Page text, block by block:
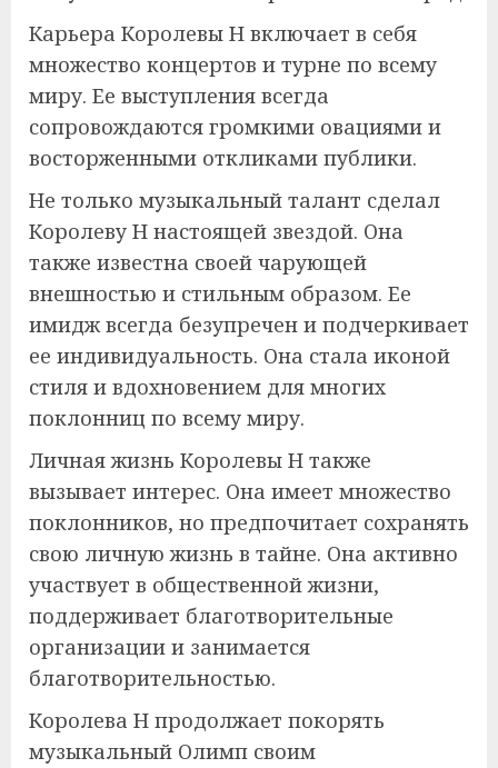
Карьера Королевы Н включает в себя
множество концертов и турне по всему
миру. Ее выступления всегда
сопровождаются громкими овациями и
восторженными откликами публики.
Не только музыкальный талант сделал
Королеву Н настоящей звездой. Она
также известна своей чарующей
внешностью и стильным образом. Ее
имидж всегда безупречен и подчеркивает
ее индивидуальность. Она стала иконой
стиля и вдохновением для многих
поклонниц по всему миру.
Личная жизнь Королевы Н также
вызывает интерес. Она имеет множество
поклонников, но предпочитает сохранять
свою личную жизнь в тайне. Она активно
участвует в общественной жизни,
поддерживает благотворительные
организации и занимается
благотворительностью.
Королева Н продолжает покорять
музыкальный Олимп своим